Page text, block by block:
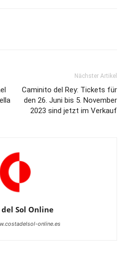
Nächster Artikel
Caminito del Rey: Tickets für
den 26. Juni bis 5. November
2023 sind jetzt im Verkauf
del Sol Online
online.es